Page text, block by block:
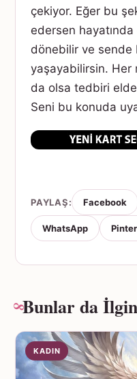
çekiyor. Eğer bu
edersen
dönebilir ve sende
yaşayabilirsin. Her
da olsa tedbiri
Seni bu konuda
PAYLAŞ: Facebook
WhatsApp
Bunlar da
KADIN